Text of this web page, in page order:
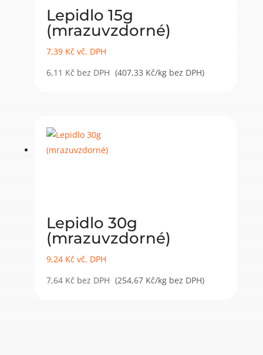
Lepidlo 15g
(mrazuvzdorné)
7,39 Kč vč. DPH
6,11 Kč bez DPH (407,33 Kč/kg bez DPH)
Lepidlo 30g
(mrazuvzdorné)
9,24 Kč vč. DPH
7,64 Kč bez DPH (254,67 Kč/kg bez DPH)